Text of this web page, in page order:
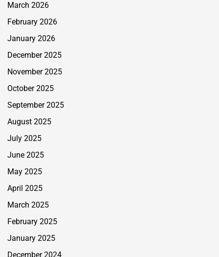
March 2026
February 2026
January 2026
December 2025
November 2025
October 2025
September 2025
August 2025
July 2025
June 2025
May 2025
April 2025
March 2025
February 2025
January 2025
December 2024